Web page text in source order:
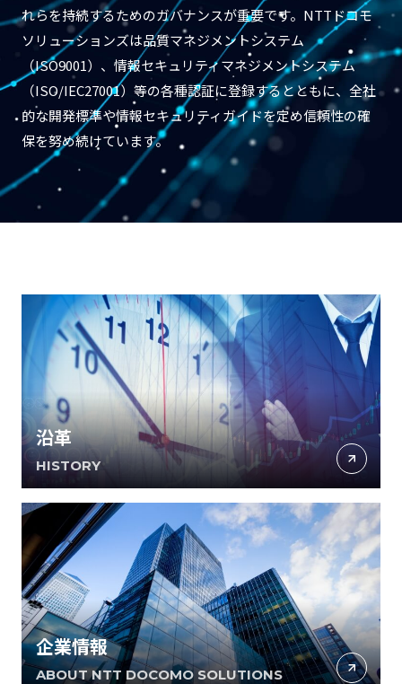
れらを持続するためのガバナンスが重要です。NTTドコモ
ソリューションズは品質マネジメントシステム
（ISO9001）、情報セキュリティマネジメントシステム
（ISO/IEC27001）等の各種認証に登録するとともに、全社
的な開発標準や情報セキュリティガイドを定め信頼性の確
保を努め続けています。
沿革
HISTORY
企業情報
ABOUT NTT DOCOMO SOLUTIONS